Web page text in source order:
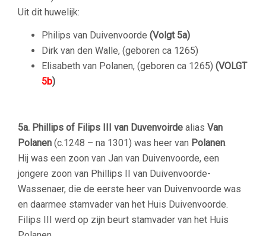
Uit dit huwelijk:
Philips van Duivenvoorde (Volgt 5a)
Dirk van den Walle, (geboren ca 1265)
Elisabeth van Polanen, (geboren ca 1265) (VOLGT
5b)
5a. Phillips of Filips III van Duvenvoirde alias Van
Polanen (c.1248 – na 1301) was heer van Polanen.
Hij was een zoon van Jan van Duivenvoorde, een
jongere zoon van Phillips II van Duivenvoorde-
Wassenaer, die de eerste heer van Duivenvoorde was
en daarmee stamvader van het Huis Duivenvoorde.
Filips III werd op zijn beurt stamvader van het Huis